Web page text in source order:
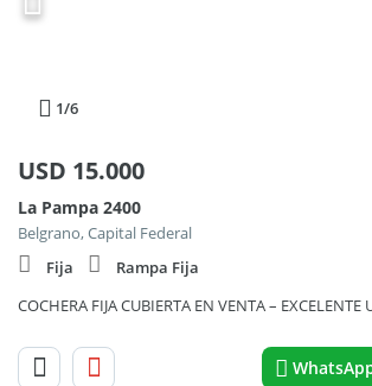
1/6
USD 15.000
La Pampa 2400
Belgrano, Capital Federal
Fija
Rampa Fija
COCHERA FIJA CUBIERTA EN VENTA – EXCELENTE